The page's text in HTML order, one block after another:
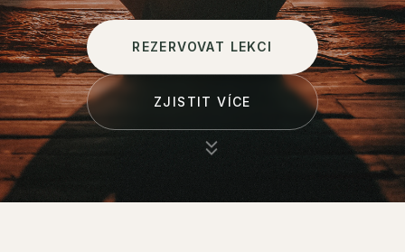
REZERVOVAT LEKCI
ZJISTIT VÍCE